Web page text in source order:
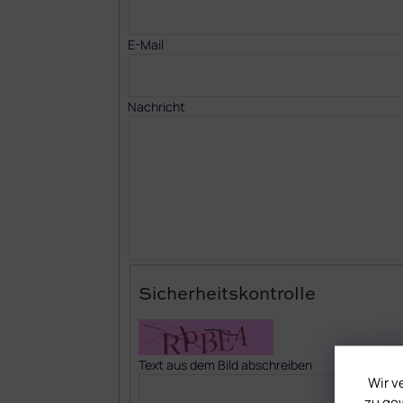
Wir
E-Mail
Nachricht
Sicherheitskontrolle
Text aus dem Bild abschreiben